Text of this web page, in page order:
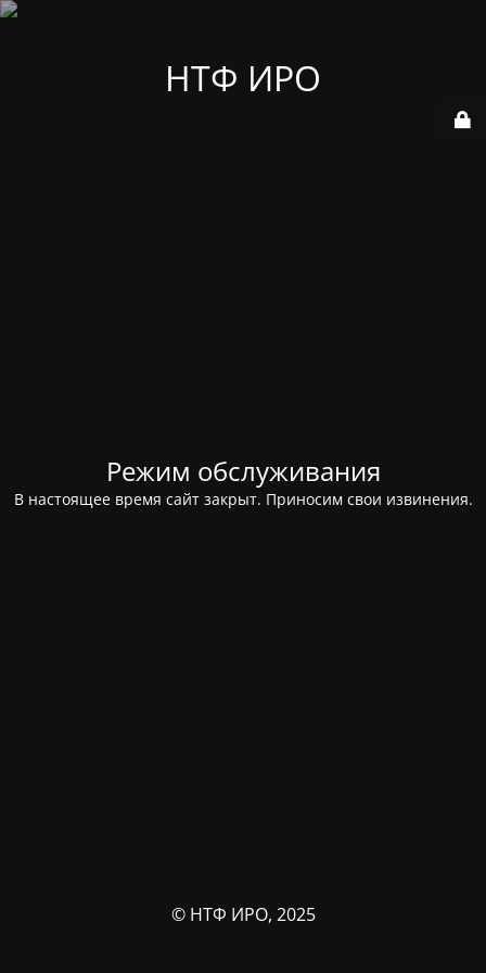
НТФ ИРО
Режим обслуживания
В настоящее время сайт закрыт. Приносим свои извинения.
© НТФ ИРО, 2025